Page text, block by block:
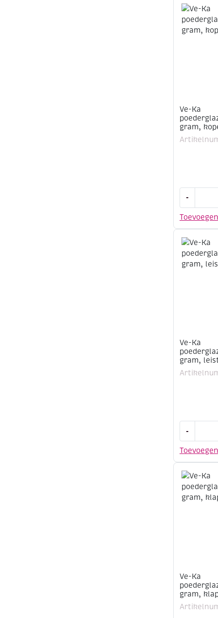
turquoise
aantal
Ve-Ka
gram,
Toevoegen
-
gram,
aantal
Ve-Ka
gram,
Toevoegen
-
gram,
leisteen
aantal
Ve-Ka
gram,